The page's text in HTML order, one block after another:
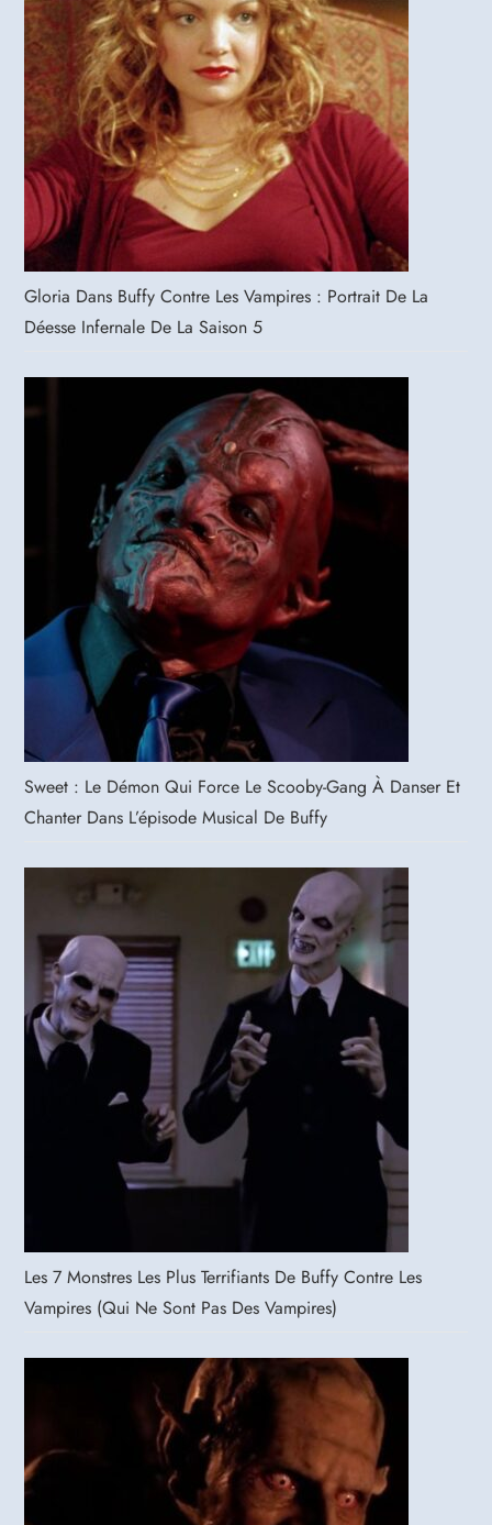
Gloria Dans Buffy Contre Les Vampires : Portrait De La
Déesse Infernale De La Saison 5
Sweet : Le Démon Qui Force Le Scooby-Gang À Danser Et
Chanter Dans L’épisode Musical De Buffy
Les 7 Monstres Les Plus Terrifiants De Buffy Contre Les
Vampires (qui Ne Sont Pas Des Vampires)